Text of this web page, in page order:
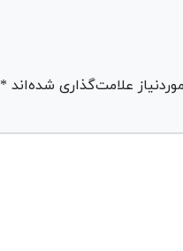
علامت‌گذاری شده‌اند *